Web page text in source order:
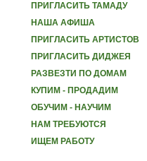
ПРИГЛАСИТЬ ТАМАДУ
НАША АФИША
ПРИГЛАСИТЬ АРТИСТОВ
ПРИГЛАСИТЬ ДИДЖЕЯ
РАЗВЕЗТИ ПО ДОМАМ
КУПИМ - ПРОДАДИМ
ОБУЧИМ - НАУЧИМ
НАМ ТРЕБУЮТСЯ
ИЩЕМ РАБОТУ